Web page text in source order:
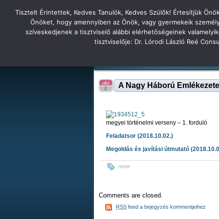
Főoldal Hírek Tudás Állandóság
A Nagy Háború
okt
2
megyei történelmi verseny – 1. forduló
Feladatsor (2018.10.02.)
Megoldás és javítási útmutató
none
Comments are closed.
RSS feed a bejegyzés kommentjeihez
Tatabányai Árpád Gimnázium 2
Tisztelt Érintettek, Kedves Tanulók, Kedves Szülők! Értesítjük
Önöket, hogy amennyiben az Önök, vagy gyermekeik
szíveskedjenek a tisztviselő alábbi elérhetőségeinek
tisztviselője: Dr. Lórodi László Reé